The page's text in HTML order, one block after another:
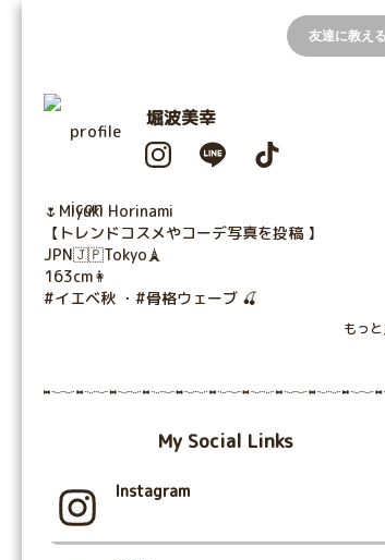
友達に教える
堀波美幸
🌷Miyuki Horinami
【トレンドコスメやコーデ写真を投稿 】
JPN🇯🇵Tokyo🗼
163cm👩
#イエベ秋 ・#骨格ウェーブ 🍒
➡︎二次使用・お仕事依頼はInstagramのDMにて受
もっ
My Social Links
Instagram